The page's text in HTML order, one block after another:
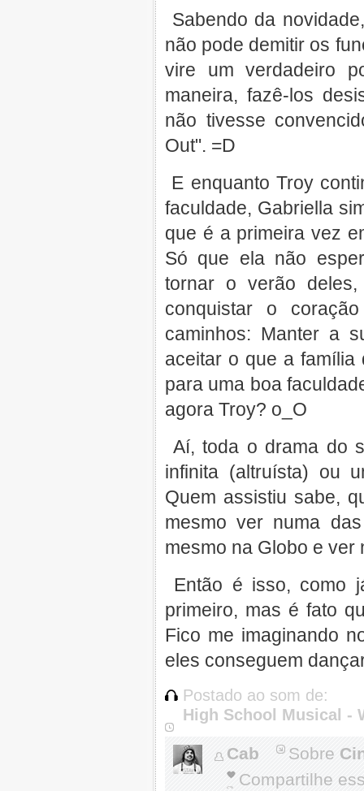
Sabendo da
não pode demitir os
vire um verdadeiro
maneira, fazê-los
não tivesse
Out". =D
E enquanto Troy
faculdade, Gabriella
que é a primeira vez
Só que ela não
tornar o verão
conquistar o
caminhos: Manter a
aceitar o que a família
para uma boa
agora Troy? o_O
Aí, toda o drama do
infinita (altruísta) ou
Quem assistiu sabe,
mesmo ver numa
mesmo na Globo e ver
Então é isso, como
primeiro, mas é fato
Fico me imaginando
eles conseguem
Postado ao som de:
High School Musical -
Cab Sobre
Compartilhe